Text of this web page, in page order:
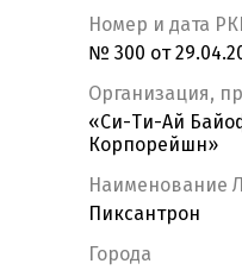
Номер и дата
№ 300 от
Организация,
«Си-Ти-Ай
Корпорейшн»
Наименование
Пиксантрон
Города